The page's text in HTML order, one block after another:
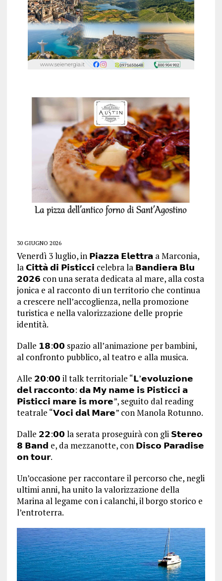
30 GIUGNO 2026
Venerdì 3 luglio, in 𝗣𝗶𝗮𝘇𝘇𝗮 𝗘𝗹𝗲𝘁𝘁𝗿𝗮 a Marconia,
la 𝗖𝗶𝘁𝘁𝗮̀ 𝗱𝗶 𝗣𝗶𝘀𝘁𝗶𝗰𝗰𝗶 celebra la 𝗕𝗮𝗻𝗱𝗶𝗲𝗿𝗮 𝗕𝗹𝘂
𝟮𝟬𝟮𝟲 con una serata dedicata al mare, alla costa
jonica e al racconto di un territorio che continua
a crescere nell’accoglienza, nella promozione
turistica e nella valorizzazione delle proprie
identità.
Dalle 𝟭𝟴:𝟬𝟬 spazio all’animazione per bambini,
al confronto pubblico, al teatro e alla musica.
Alle 𝟮𝟬:𝟬𝟬 il talk territoriale “𝗟’𝗲𝘃𝗼𝗹𝘂𝘇𝗶𝗼𝗻𝗲
𝗱𝗲𝗹 𝗿𝗮𝗰𝗰𝗼𝗻𝘁𝗼: 𝗱𝗮 𝗠𝘆 𝗻𝗮𝗺𝗲 𝗶𝘀 𝗣𝗶𝘀𝘁𝗶𝗰𝗰𝗶 𝗮
𝗣𝗶𝘀𝘁𝗶𝗰𝗰𝗶 𝗺𝗮𝗿𝗲 𝗶𝘀 𝗺𝗼𝗿𝗲”, seguito dal reading
teatrale “𝗩𝗼𝗰𝗶 𝗱𝗮𝗹 𝗠𝗮𝗿𝗲” con Manola Rotunno.
Dalle 𝟮𝟮:𝟬𝟬 la serata proseguirà con gli 𝗦𝘁𝗲𝗿𝗲𝗼
𝟴 𝗕𝗮𝗻𝗱 e, da mezzanotte, con 𝗗𝗶𝘀𝗰𝗼 𝗣𝗮𝗿𝗮𝗱𝗶𝘀𝗲
𝗼𝗻 𝘁𝗼𝘂𝗿.
Un’occasione per raccontare il percorso che, negli
ultimi anni, ha unito la valorizzazione della
Marina al legame con i calanchi, il borgo storico e
l’entroterra.